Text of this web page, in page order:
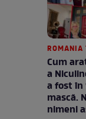
ROMANIA
Cum
a
a fost
mască.
nimeni